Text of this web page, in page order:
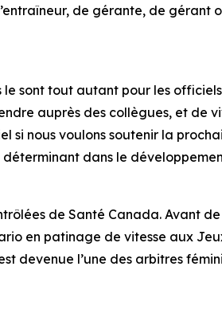
de gérante, de gérant
sont tout autant pour les
auprès des collègues, et de
si nous voulons soutenir la
dans le
de Santé Canada. Avant
en patinage de vitesse aux
devenue l’une des arbitres